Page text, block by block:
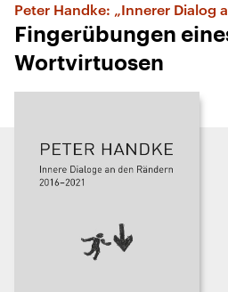
Peter Handke: „Innerer Dialog
Fingerübungen
Wortvirtuosen